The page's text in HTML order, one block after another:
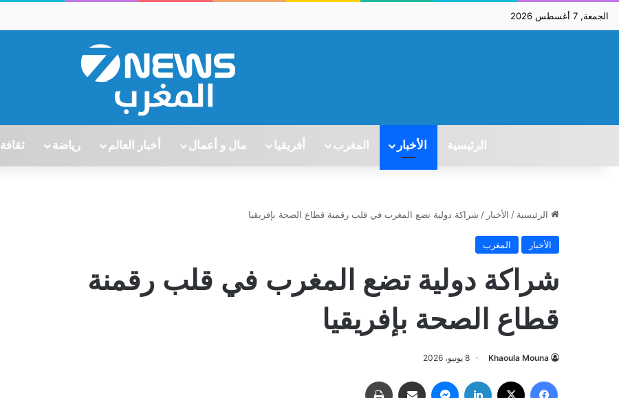
الجمعة, 7 أغسطس 2026
الرئيسية الأخبار المغرب أفريقيا مال و أعمال أخبار العالم رياضة ثقافة
الرئيسية / الأخبار / شراكة دولية تضع المغرب في قلب رقمنة قطاع الصحة بإفريقيا
الأخبار المغرب
شراكة دولية تضع المغرب في قلب رقمنة
قطاع الصحة بإفريقيا
Khaoula Mouna 8 يونيو، 2026